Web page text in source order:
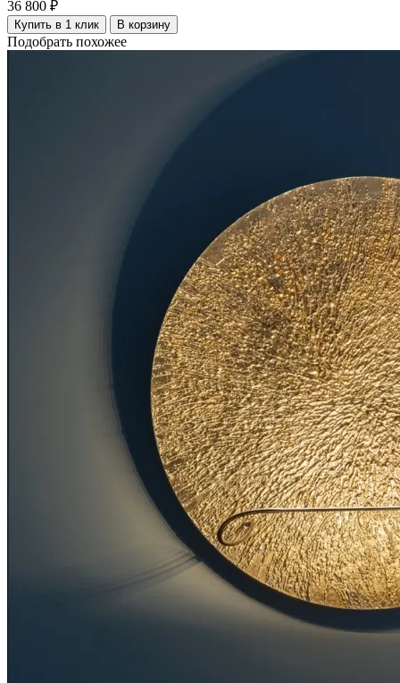
36 800 ₽
Купить в 1 клик В корзину
Подобрать похожее